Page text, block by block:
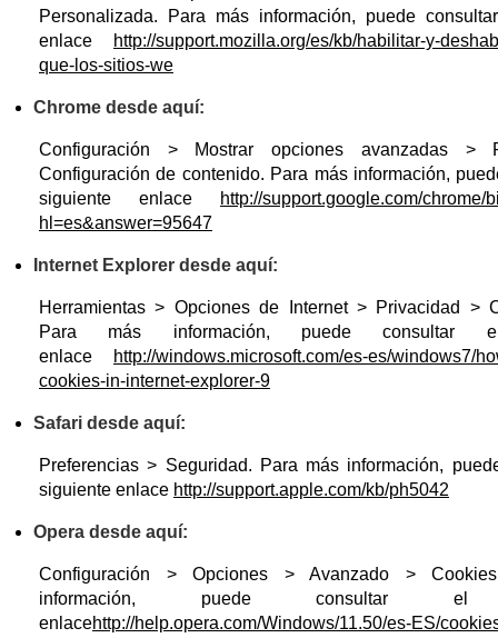
Personalizada. Para más información, puede
enlace
http://support.mozilla.org/es/kb/habilitar-y-
que-los-sitios-we
Chrome desde aquí:
Configuración > Mostrar opciones avanzadas >
Configuración de contenido. Para más información,
siguiente enlace
http://support.google.com/chrome/
hl=es&answer=95647
Internet Explorer desde aquí:
Herramientas > Opciones de Internet > Privacidad >
Para más información, puede consultar
enlace
http://windows.microsoft.com/es-es/windows7/
cookies-in-internet-explorer-9
Safari desde aquí:
Preferencias > Seguridad. Para más información,
siguiente enlace http://support.apple.com/kb/ph5042
Opera desde aquí:
Configuración > Opciones > Avanzado >
información, puede consultar el
enlacehttp://help.opera.com/Windows/11.50/es-ES/